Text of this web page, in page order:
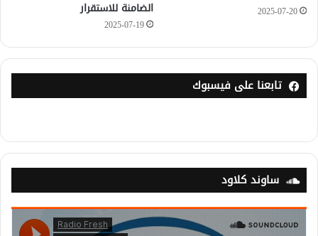
2025-07-20 الضامنة للاستقرار
2025-07-19
تابعنا على فيسبوك
ساوند كلاود